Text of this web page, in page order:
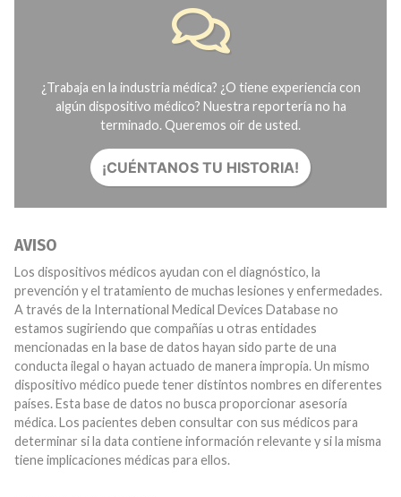
¿Trabaja en la industria médica? ¿O tiene experiencia con
algún dispositivo médico? Nuestra reportería no ha
terminado. Queremos oír de usted.
¡CUÉNTANOS TU HISTORIA!
AVISO
Los dispositivos médicos ayudan con el diagnóstico, la
prevención y el tratamiento de muchas lesiones y enfermedades.
A través de la International Medical Devices Database no
estamos sugiriendo que compañías u otras entidades
mencionadas en la base de datos hayan sido parte de una
conducta ilegal o hayan actuado de manera impropia. Un mismo
dispositivo médico puede tener distintos nombres en diferentes
países. Esta base de datos no busca proporcionar asesoría
médica. Los pacientes deben consultar con sus médicos para
determinar si la data contiene información relevante y si la misma
tiene implicaciones médicas para ellos.